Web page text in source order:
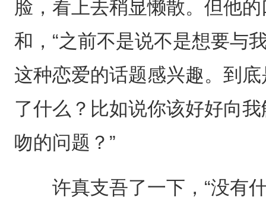
脸，看上去稍显懒散。但他
和，“之前不是说不是想要与
这种恋爱的话题感兴趣。到
了什么？比如说你该好好向
吻的问题？”
许真支吾了一下，“没有什